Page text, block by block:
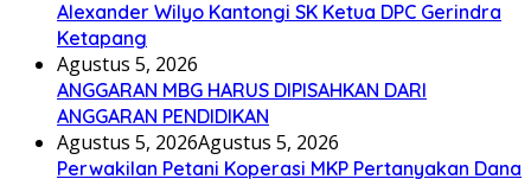
Alexander Wilyo Kantongi SK Ketua DPC Gerindra
Ketapang
Agustus 5, 2026
ANGGARAN MBG HARUS DIPISAHKAN DARI
ANGGARAN PENDIDIKAN
Agustus 5, 2026Agustus 5, 2026
Perwakilan Petani Koperasi MKP Pertanyakan Dana